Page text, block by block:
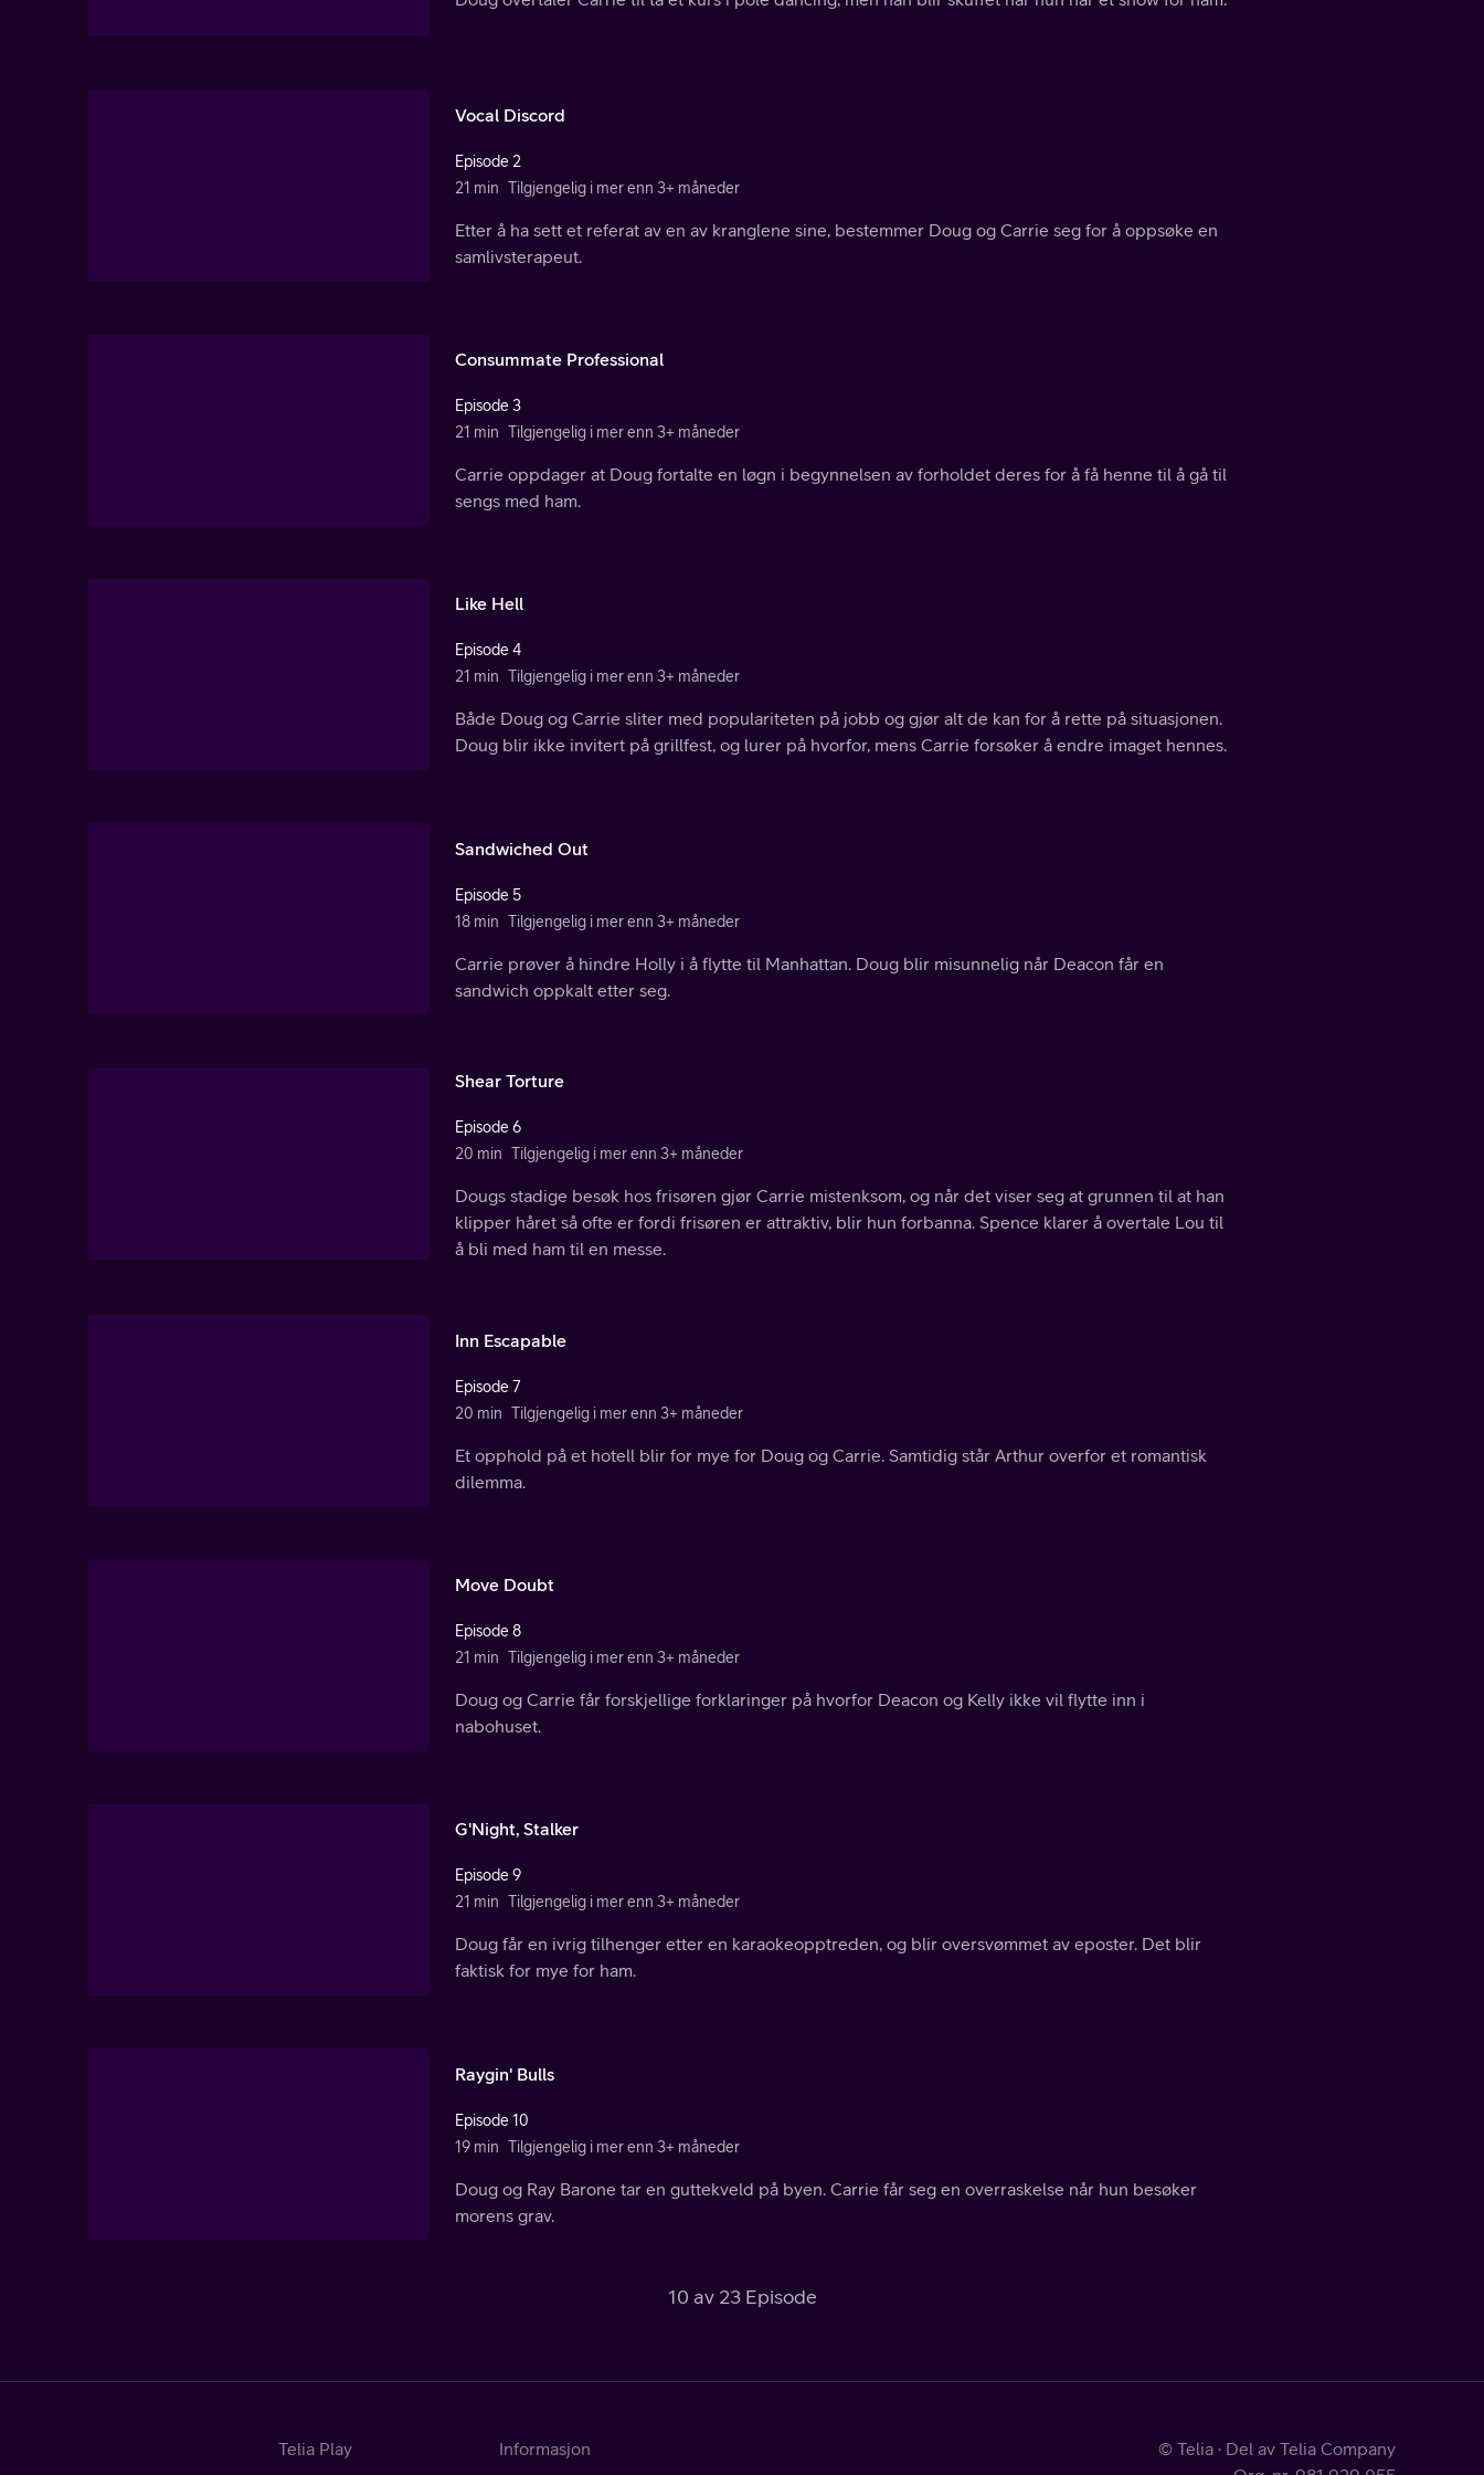
Vocal Discord
Episode 2
21 min Tilgjengelig i mer enn 3+ måneder
Etter å ha sett et referat av en av kranglene sine, bestemmer Doug og Carrie seg for å oppsøke en
samlivsterapeut.
Consummate Professional
Episode 3
21 min Tilgjengelig i mer enn 3+ måneder
Carrie oppdager at Doug fortalte en løgn i begynnelsen av forholdet deres for å få henne til å gå til
sengs med ham.
Like Hell
Episode 4
21 min Tilgjengelig i mer enn 3+ måneder
Både Doug og Carrie sliter med populariteten på jobb og gjør alt de kan for å rette på situasjonen.
Doug blir ikke invitert på grillfest, og lurer på hvorfor, mens Carrie forsøker å endre imaget hennes.
Sandwiched Out
Episode 5
18 min Tilgjengelig i mer enn 3+ måneder
Carrie prøver å hindre Holly i å flytte til Manhattan. Doug blir misunnelig når Deacon får en
sandwich oppkalt etter seg.
Shear Torture
Episode 6
20 min Tilgjengelig i mer enn 3+ måneder
Dougs stadige besøk hos frisøren gjør Carrie mistenksom, og når det viser seg at grunnen til at han
klipper håret så ofte er fordi frisøren er attraktiv, blir hun forbanna. Spence klarer å overtale Lou til
å bli med ham til en messe.
Inn Escapable
Episode 7
20 min Tilgjengelig i mer enn 3+ måneder
Et opphold på et hotell blir for mye for Doug og Carrie. Samtidig står Arthur overfor et romantisk
dilemma.
Move Doubt
Episode 8
21 min Tilgjengelig i mer enn 3+ måneder
Doug og Carrie får forskjellige forklaringer på hvorfor Deacon og Kelly ikke vil flytte inn i
nabohuset.
G'Night, Stalker
Episode 9
21 min Tilgjengelig i mer enn 3+ måneder
Doug får en ivrig tilhenger etter en karaokeopptreden, og blir oversvømmet av eposter. Det blir
faktisk for mye for ham.
Raygin' Bulls
Episode 10
19 min Tilgjengelig i mer enn 3+ måneder
Doug og Ray Barone tar en guttekveld på byen. Carrie får seg en overraskelse når hun besøker
morens grav.
10 av 23 Episode
Telia Play
Informasjon
© Telia · Del av Telia Company